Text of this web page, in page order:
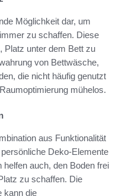
Möglichkeit dar, um
zu schaffen. Diese
Platz unter dem Bett zu
von Bettwäsche,
die nicht häufig genutzt
mühelos.
aus Funktionalität
Deko-Elemente
auch, den Boden frei
zu schaffen. Die
kann die